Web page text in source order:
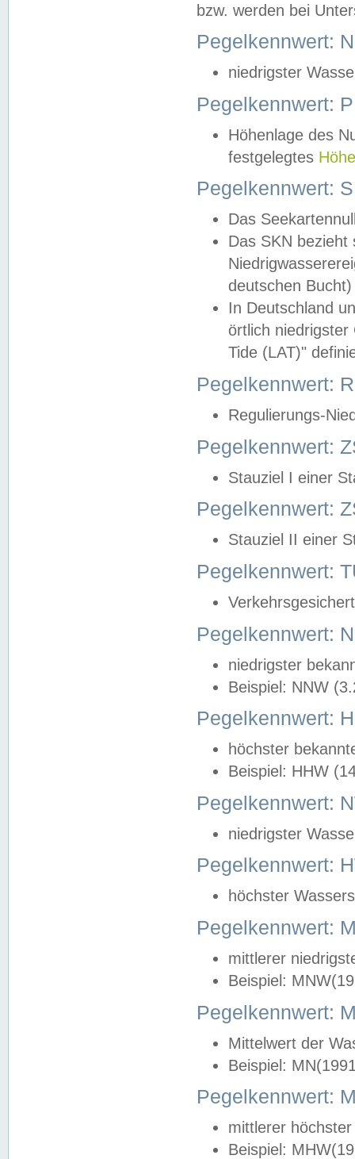
bzw. werden bei
Pegelkennwert:
niedrigster
Pegelkennwert:
Höhenlage des
festgelegtes
Pegelkennwert:
Das
Das SKN
deutschen
In Deutschland
örtlich
Tide (LAT)"
Pegelkennwert:
Regulierungs-
Pegelkennwert:
Stauziel I einer
Pegelkennwert:
Stauziel II einer
Pegelkennwert:
Pegelkennwert:
niedrigster
Beispiel: NNW
Pegelkennwert:
höchster
Beispiel: HHW
Pegelkennwert:
niedrigster
Pegelkennwert:
höchster
Pegelkennwert:
mittlerer
Beispiel:
Pegelkennwert:
Mittelwert der
Beispiel:
Pegelkennwert:
mittlerer
Beispiel: